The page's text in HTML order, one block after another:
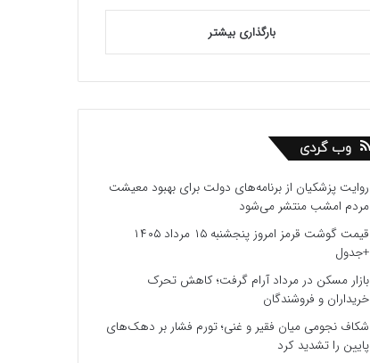
بارگذاری بیشتر
وب گردی
روایت پزشکیان از برنامه‌های دولت برای بهبود معیشت
مردم امشب منتشر می‌شود
قیمت گوشت قرمز امروز پنجشنبه ۱۵ مرداد ۱۴۰۵
+جدول
بازار مسکن در مرداد آرام گرفت؛ کاهش تحرک
خریداران و فروشندگان
شکاف نجومی میان فقیر و غنی؛ تورم فشار بر دهک‌های
پایین را تشدید کرد